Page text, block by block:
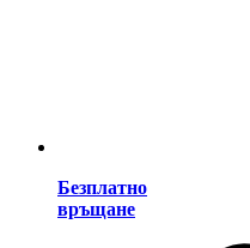
Безплатно
връщане